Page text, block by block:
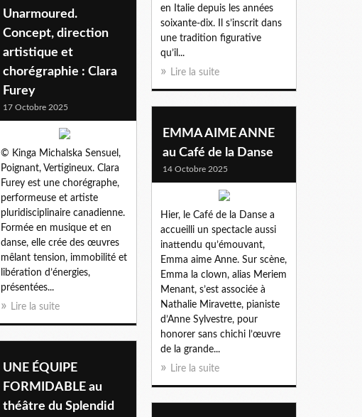
en Italie depuis les années
soixante-dix. Il s’inscrit dans
une tradition figurative
qu’il...
Lire la suite
Unarmoured.
Concept, direction
artistique et
chorégraphie : Clara
Furey
17 Octobre 2025
© Kinga Michalska Sensuel,
Poignant, Vertigineux. Clara
Furey est une chorégraphe,
performeuse et artiste
pluridisciplinaire canadienne.
Formée en musique et en
danse, elle crée des œuvres
mêlant tension, immobilité et
libération d’énergies,
présentées...
Lire la suite
EMMA AIME ANNE
au Café de la Danse
14 Octobre 2025
Hier, le Café de la Danse a
accueilli un spectacle aussi
inattendu qu’émouvant,
Emma aime Anne. Sur scène,
Emma la clown, alias Meriem
Menant, s’est associée à
Nathalie Miravette, pianiste
d’Anne Sylvestre, pour
honorer sans chichi l’œuvre
de la grande...
Lire la suite
UNE ÉQUIPE
FORMIDABLE au
théâtre du Splendid